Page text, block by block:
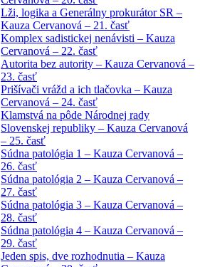
Lži, logika a Generálny prokurátor SR –
Kauza Cervanová – 21. časť
Komplex sadistickej nenávisti – Kauza
Cervanová – 22. časť
Autorita bez autority – Kauza Cervanová –
23. časť
Prišívači vrážd a ich tlačovka – Kauza
Cervanová – 24. časť
Klamstvá na pôde Národnej rady
Slovenskej republiky – Kauza Cervanová
– 25. časť
Súdna patológia 1 – Kauza Cervanová –
26. časť
Súdna patológia 2 – Kauza Cervanová –
27. časť
Súdna patológia 3 – Kauza Cervanová –
28. časť
Súdna patológia 4 – Kauza Cervanová –
29. časť
Jeden spis, dve rozhodnutia – Kauza